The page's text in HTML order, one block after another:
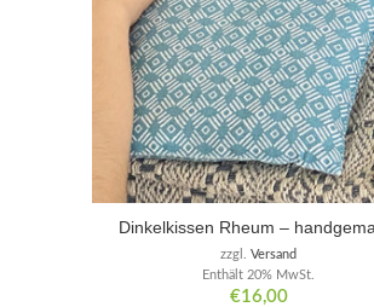
Dinkelkissen Rheum –
€16,00
Enthält 20% MwSt.
zzgl.Versand